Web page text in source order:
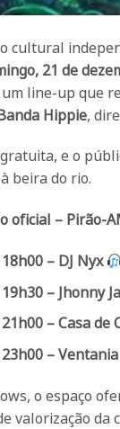
cultural
21 de
line-up que
Hippie,
e o
beira do rio.
oficial – Pirão-
– DJ Nyx
– Jhonny
– Casa de
–
o espaço
valorização da